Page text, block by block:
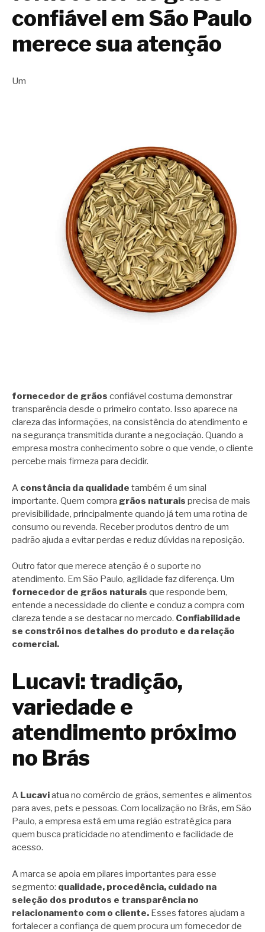
confiável em São Paulo
merece sua atenção
Um
fornecedor de grãos confiável costuma demonstrar
transparência desde o primeiro contato. Isso aparece na
clareza das informações, na consistência do atendimento e
na segurança transmitida durante a negociação. Quando a
empresa mostra conhecimento sobre o que vende, o cliente
percebe mais firmeza para decidir.
A constância da qualidade também é um sinal
importante. Quem compra grãos naturais precisa de mais
previsibilidade, principalmente quando já tem uma rotina de
consumo ou revenda. Receber produtos dentro de um
padrão ajuda a evitar perdas e reduz dúvidas na reposição.
Outro fator que merece atenção é o suporte no
atendimento. Em São Paulo, agilidade faz diferença. Um
fornecedor de grãos naturais que responde bem,
entende a necessidade do cliente e conduz a compra com
clareza tende a se destacar no mercado. Confiabilidade
se constrói nos detalhes do produto e da relação
comercial.
Lucavi: tradição,
variedade e
atendimento próximo
no Brás
A Lucaviatua no comércio de grãos, sementes e alimentos
para aves, pets e pessoas. Com localização no Brás, em São
Paulo, a empresa está em uma região estratégica para
quem busca praticidade no atendimento e facilidade de
acesso.
A marca se apoia em pilares importantes para esse
segmento: qualidade, procedência, cuidado na
seleção dos produtos e transparência no
relacionamento com o cliente. Esses fatores ajudam a
fortalecer a confiança de quem procura um fornecedor de